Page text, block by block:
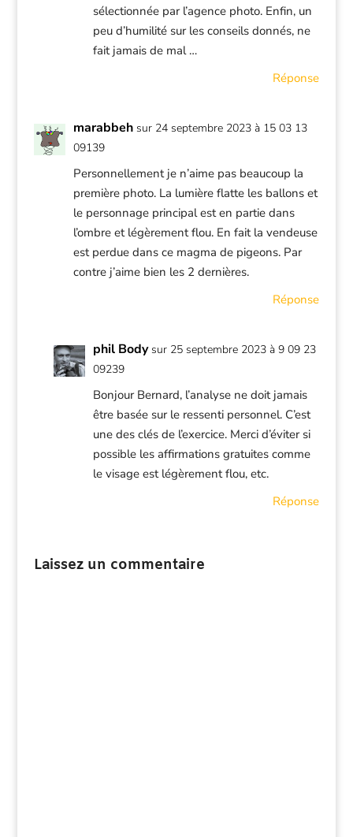
sélectionnée par l’agence photo. Enfin, un
peu d’humilité sur les conseils donnés, ne
fait jamais de mal …
Réponse
marabbeh sur 24 septembre 2023 à 15 03 13
09139
Personnellement je n’aime pas beaucoup la
première photo. La lumière flatte les ballons et
le personnage principal est en partie dans
l’ombre et légèrement flou. En fait la vendeuse
est perdue dans ce magma de pigeons. Par
contre j’aime bien les 2 dernières.
Réponse
phil Body sur 25 septembre 2023 à 9 09 23
09239
Bonjour Bernard, l’analyse ne doit jamais
être basée sur le ressenti personnel. C’est
une des clés de l’exercice. Merci d’éviter si
possible les affirmations gratuites comme
le visage est légèrement flou, etc.
Réponse
Laissez un commentaire